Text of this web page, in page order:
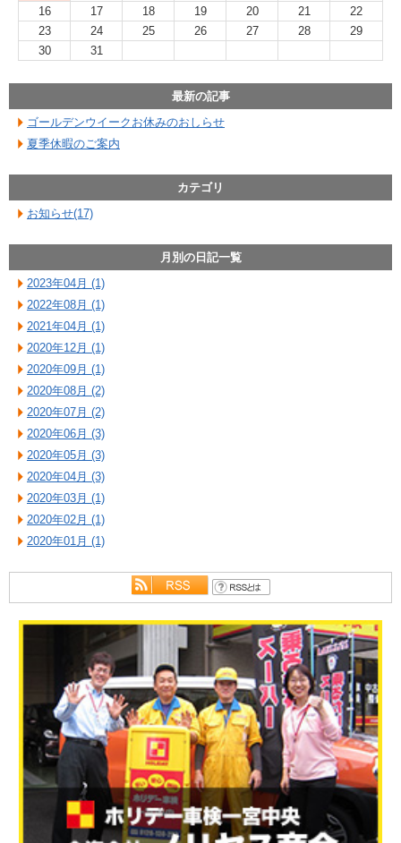
16
17 18 19 20 21
22
23
24 25 26 27 28
29
30
31
最新の記事
ゴールデンウイークお休みのおしらせ
夏季休暇のご案内
カテゴリ
お知らせ(17)
月別の日記一覧
2023年04月 (1)
2022年08月 (1)
2021年04月 (1)
2020年12月 (1)
2020年09月 (1)
2020年08月 (2)
2020年07月 (2)
2020年06月 (3)
2020年05月 (3)
2020年04月 (3)
2020年03月 (1)
2020年02月 (1)
2020年01月 (1)